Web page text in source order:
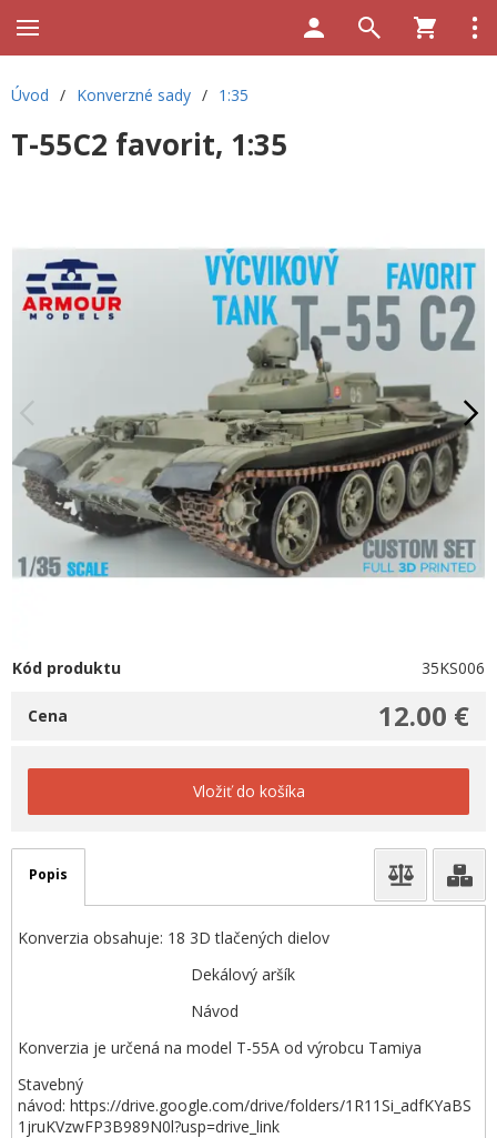
Úvod / Konverzné sady / 1:35
T-55C2 favorit, 1:35
Kód produktu 35KS006
12.00 €
Cena
Vložiť do košíka
Popis
Konverzia obsahuje: 18 3D tlačených dielov
Dekálový aršík
Návod
Konverzia je určená na model T-55A od výrobcu Tamiya
Stavebný
návod: https://drive.google.com/drive/folders/1R11Si_adfKYaBS
1jruKVzwFP3B989N0l?usp=drive_link